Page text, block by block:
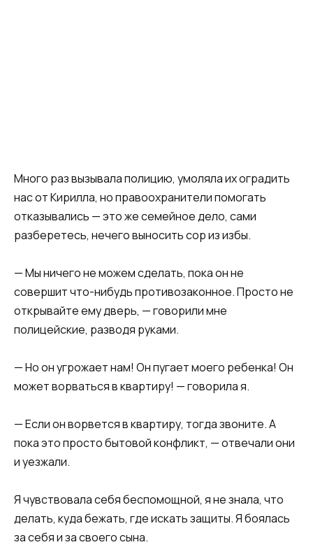
Много раз вызывала полицию, умоляла их оградить
нас от Кирилла, но правоохранители помогать
отказывались — это же семейное дело, сами
разберетесь, нечего выносить сор из избы.​​
​​— Мы ничего не можем сделать, пока он не
совершит что-нибудь противозаконное. Просто не
открывайте ему дверь, — говорили мне
полицейские, разводя руками.​​
​​— Но он угрожает нам! Он пугает моего ребенка! Он
может ворваться в квартиру! — говорила я.​​
​​— Если он ворвется в квартиру, тогда звоните. А
пока это просто бытовой конфликт, — отвечали они
и уезжали.​​
​​Я чувствовала себя беспомощной, я не знала, что
делать, куда бежать, где искать защиты. Я боялась
за себя и за своего сына.